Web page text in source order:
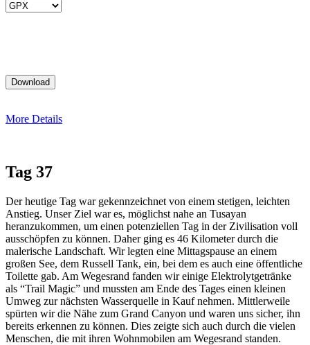
More Details
Tag 37
Der heutige Tag war gekennzeichnet von einem stetigen, leichten
Anstieg. Unser Ziel war es, möglichst nahe an Tusayan
heranzukommen, um einen potenziellen Tag in der Zivilisation voll
ausschöpfen zu können. Daher ging es 46 Kilometer durch die
malerische Landschaft. Wir legten eine Mittagspause an einem
großen See, dem Russell Tank, ein, bei dem es auch eine öffentliche
Toilette gab. Am Wegesrand fanden wir einige Elektrolytgetränke
als “Trail Magic” und mussten am Ende des Tages einen kleinen
Umweg zur nächsten Wasserquelle in Kauf nehmen. Mittlerweile
spürten wir die Nähe zum Grand Canyon und waren uns sicher, ihn
bereits erkennen zu können. Dies zeigte sich auch durch die vielen
Menschen, die mit ihren Wohnmobilen am Wegesrand standen.